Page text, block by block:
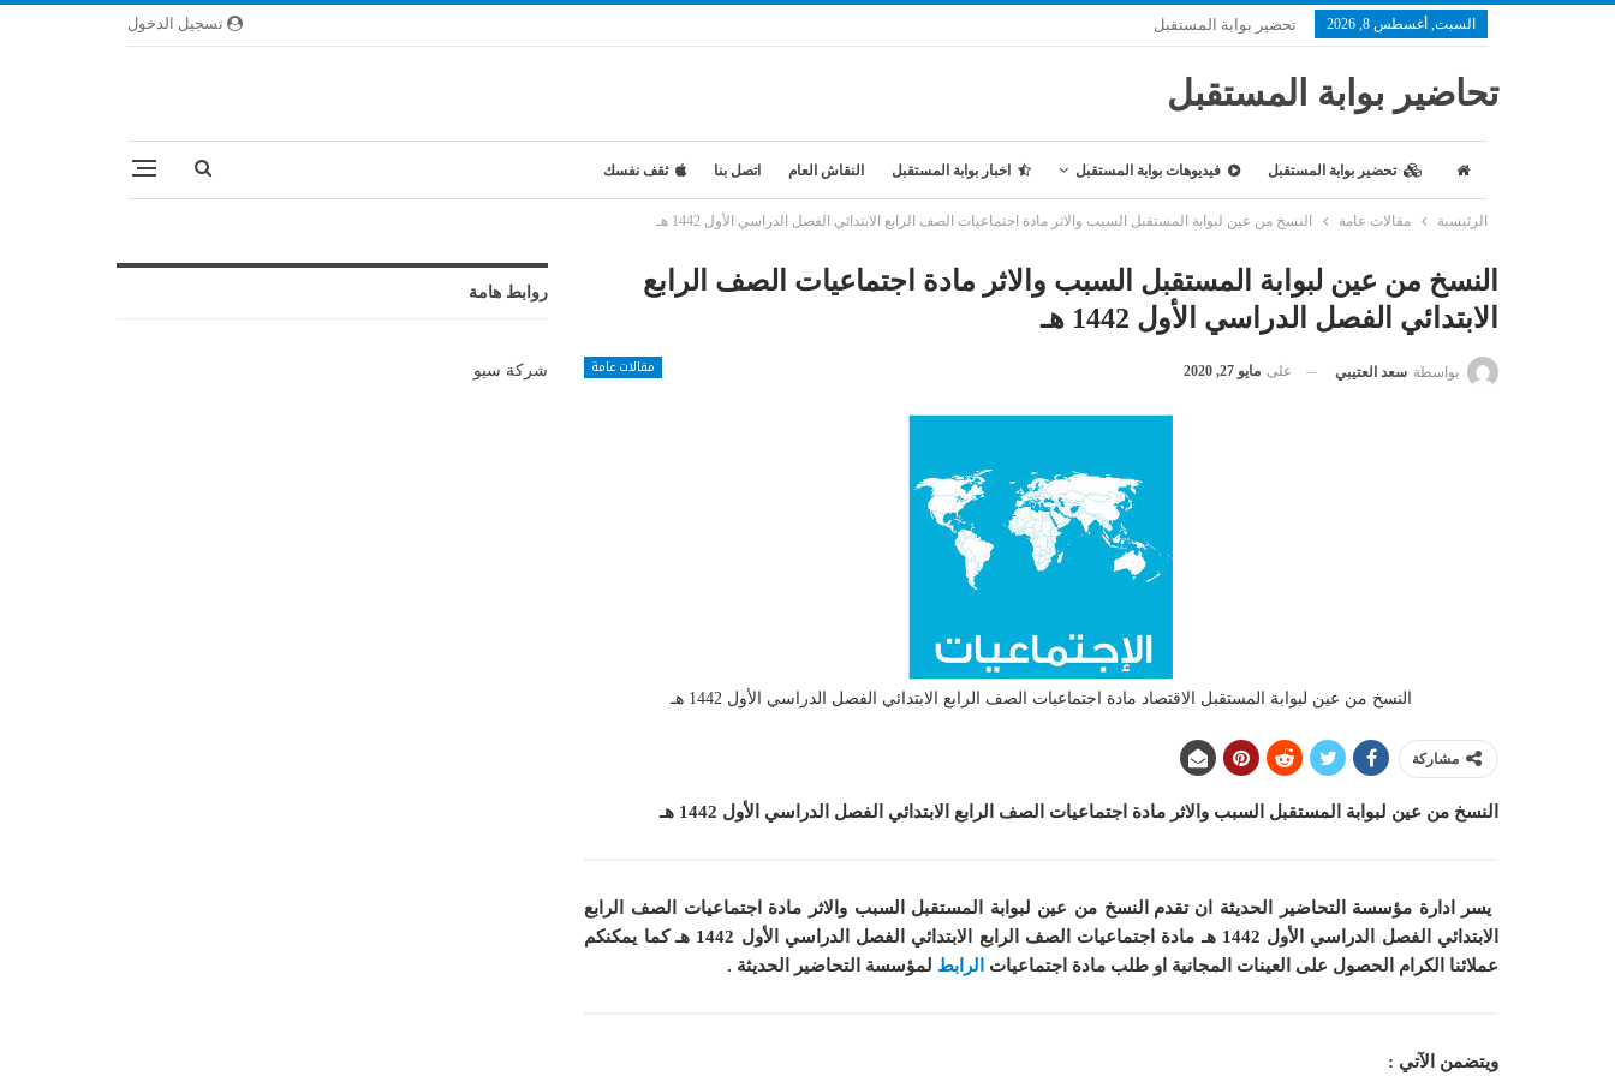
تسجيل الدخول السبت, أغسطس 8, 2026 تحضير بوابة المستقبل
تحاضير بوابة المستقبل
تحضير بوابة المستقبل فيديوهات بوابة المستقبل اخبار بوابة المستقبل النقاش العام اتصل بنا ثقف نفسك
الرئيسية مقالات عامة النسخ من عين لبوابة المستقبل السبب والاثر مادة اجتماعيات الصف الرابع الابتدائي الفصل الدراسي الأول 1442 هـ
النسخ من عين لبوابة المستقبل السبب والاثر مادة اجتماعيات الصف الرابع
الابتدائي الفصل الدراسي الأول 1442 هـ
مقالات عامة بواسطة سعد العتيبي على مايو 27, 2020
النسخ من عين لبوابة المستقبل الاقتصاد مادة اجتماعيات الصف الرابع الابتدائي الفصل الدراسي الأول 1442 هـ
مشاركة
النسخ من عين لبوابة المستقبل السبب والاثر مادة اجتماعيات الصف الرابع الابتدائي الفصل الدراسي الأول 1442 هـ
يسر ادارة مؤسسة التحاضير الحديثة ان تقدم النسخ من عين لبوابة المستقبل السبب والاثر مادة اجتماعيات الصف الرابع
الابتدائي الفصل الدراسي الأول 1442 هـ مادة اجتماعيات الصف الرابع الابتدائي الفصل الدراسي الأول 1442 هـ
كما يمكنكم
عملائنا الكرام الحصول على العينات المجانية او طلب مادة اجتماعيات
الرابط لمؤسسة التحاضير الحديثة .
ويتضمن الآتي :
روابط هامة
شركة سيو